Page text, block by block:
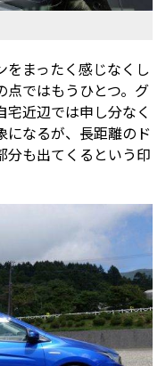
まったく感じなくし
点ではもうひとつ。グ
近辺では申し分なく
なるが、長距離のド
分も出てくるという印